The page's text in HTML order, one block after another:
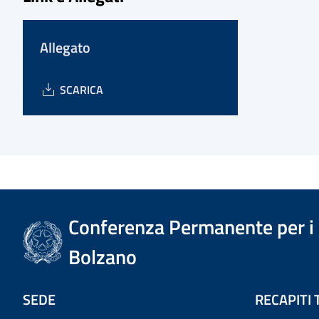
Allegato
SCARICA
Conferenza Permanente per
Bolzano
SEDE RECAPITI